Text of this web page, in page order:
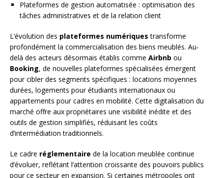
Plateformes de gestion automatisée : optimisation des
tâches administratives et de la relation client
L’évolution des plateformes numériques transforme
profondément la commercialisation des biens meublés. Au-
delà des acteurs désormais établis comme Airbnb ou
Booking, de nouvelles plateformes spécialisées émergent
pour cibler des segments spécifiques : locations moyennes
durées, logements pour étudiants internationaux ou
appartements pour cadres en mobilité. Cette digitalisation du
marché offre aux propriétaires une visibilité inédite et des
outils de gestion simplifiés, réduisant les coûts
d’intermédiation traditionnels.
Le cadre réglementaire de la location meublée continue
d’évoluer, reflétant l’attention croissante des pouvoirs publics
pour ce secteur en expansion. Si certaines métropoles ont